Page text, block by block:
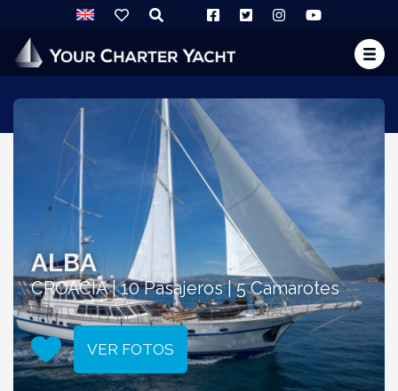
ALBA
CROACIA | 10 Pasajeros | 5 Camarotes
VER FOTOS